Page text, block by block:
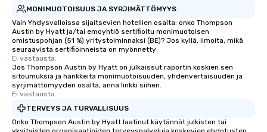
MONIMUOTOISUUS JA SYRJIMÄTTÖMYYS
Vain Yhdysvalloissa sijaitsevien hotellien osalta: onko Thompson
Austin by Hyatt ja/tai emoyhtiö sertifioitu monimuotoisen
omistuspohjan (51 %) yritystoiminnaksi (BE)? Jos kyllä, ilmoita, mikä
seuraavista sertifioinneista on myönnetty:
Ei vastausta.
Jos Thompson Austin by Hyatt on julkaissut raportin koskien sen
sitoumuksia ja hankkeita monimuotoisuuden, yhdenvertaisuuden ja
syrjimättömyyden osalta, anna linkki siihen.
Ei vastausta.
TERVEYS JA TURVALLISUUS
Onko Thompson Austin by Hyatt laatinut käytännöt julkisten tai